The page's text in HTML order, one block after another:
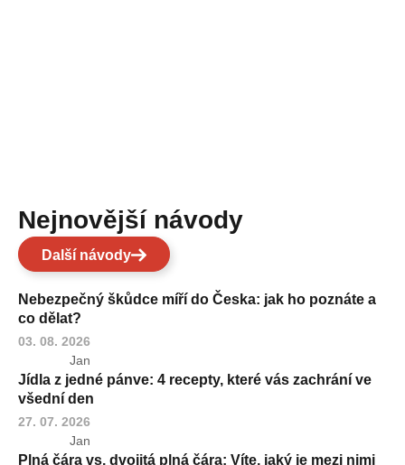
Nejnovější návody
Další návody
Nebezpečný škůdce míří do Česka: jak ho poznáte a
co dělat?
03. 08. 2026
Jan
Jídla z jedné pánve: 4 recepty, které vás zachrání ve
všední den
27. 07. 2026
Jan
Plná čára vs. dvojitá plná čára: Víte, jaký je mezi nimi